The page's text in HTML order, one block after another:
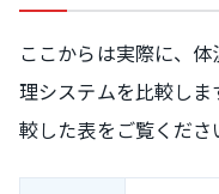
ここからは実際に、
理システムを比較し
較した表をご覧くださ